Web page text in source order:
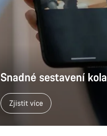
Snadné sestavení kola
Zjistit více